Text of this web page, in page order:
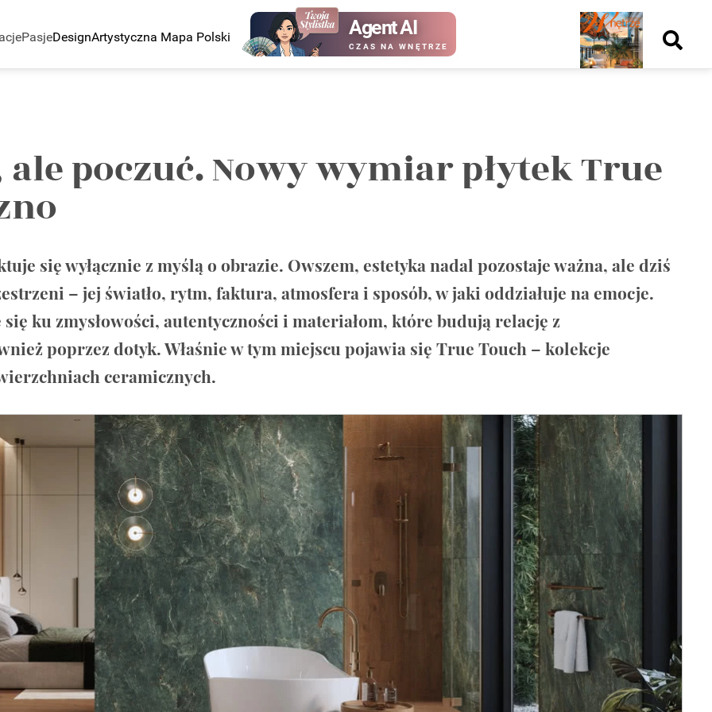
PasjeDesignArtystyczna Mapa Polski Agent AI
CZAS NA WNĘTRZE
Nowy
numer
kup ten
numer
kup ten
numer
poczuć. Nowy wymiar płytek True
się wyłącznie z myślą o obrazie. Owszem, estetyka nadal pozostaje ważna, ale dziś
– jej światło, rytm, faktura, atmosfera i sposób, w jaki oddziałuje na emocje.
ku zmysłowości, autentyczności i materiałom, które budują relację z
poprzez dotyk. Właśnie w tym miejscu pojawia się True Touch – kolekcje
ceramicznych.